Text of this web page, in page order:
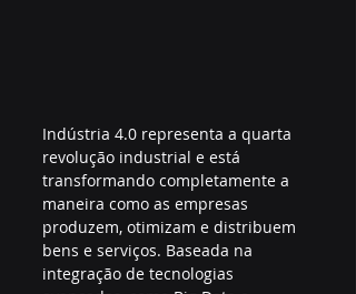
Indústria 4.0 representa a quarta
revolução industrial e está
transformando completamente a
maneira como as empresas
produzem, otimizam e distribuem
bens e serviços. Baseada na
integração de tecnologias